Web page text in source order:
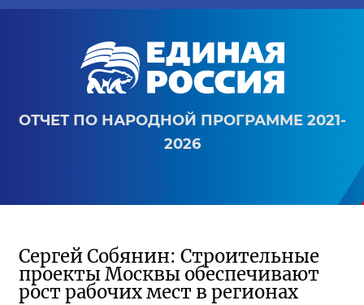
ОТЧЕТ ПО НАРОДНОЙ ПРОГРАММЕ 2021-
2026
Сергей Собянин: Строительные
проекты Москвы обеспечивают
рост рабочих мест в регионах